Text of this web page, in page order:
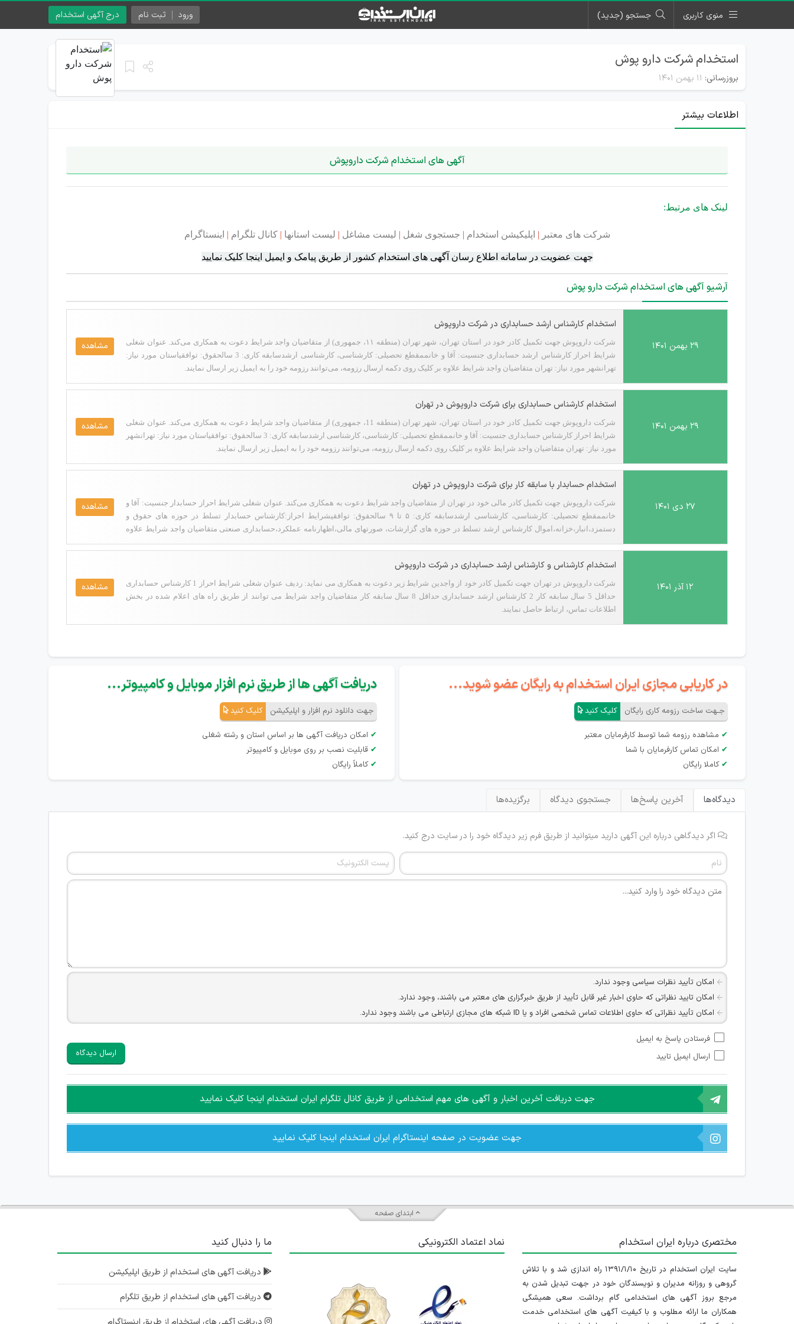
منوی کاربری جستجو (جدید) درج آگهی استخدام ورود ثبت نام
استخدام شرکت دارو پوش
بروزرسانی: ۱۱ بهمن ۱۴۰۱
اطلاعات بیشتر
آگهی های استخدام شرکت داروپوش
لینک های مرتبط:
شرکت های معتبر | اپلیکیشن استخدام | جستجوی شغل | لیست مشاغل | لیست استانها | کانال تلگرام | اینستاگرام
جهت عضویت در سامانه اطلاع رسان آگهی های استخدام کشور از طریق پیامک و ایمیل اینجا کلیک نمایید
آرشیو آگهی های استخدام شرکت دارو پوش
۲۹ بهمن ۱۴۰۱
استخدام کارشناس ارشد حسابداری در شرکت داروپوش
شرکت داروپوش جهت تکمیل کادر خود در استان تهران، شهر تهران (منطقه ۱۱، جمهوری) از متقاضیان واجد شرایط دعوت به همکاری می‌کند. عنوان شغلی
شرایط احراز کارشناس ارشد حسابداری جنسیت: آقا و خانممقطع تحصیلی: کارشناسی، کارشناسی ارشدسابقه کاری: 3 سالحقوق: توافقیاستان مورد نیاز:
تهرانشهر مورد نیاز: تهران متقاضیان واجد شرایط علاوه بر کلیک روی دکمه ارسال رزومه، می‌توانند رزومه خود را به ایمیل زیر ارسال نمایند.
مشاهده
۲۹ بهمن ۱۴۰۱
استخدام کارشناس حسابداری برای شرکت داروپوش در تهران
شرکت داروپوش جهت تکمیل کادر خود در استان تهران، شهر تهران (منطقه 11، جمهوری) از متقاضیان واجد شرایط دعوت به همکاری می‌کند. عنوان شغلی
شرایط احراز کارشناس حسابداری جنسیت: آقا و خانممقطع تحصیلی: کارشناسی، کارشناسی ارشدسابقه کاری: 3 سالحقوق: توافقیاستان مورد نیاز: تهرانشهر
مورد نیاز: تهران متقاضیان واجد شرایط علاوه بر کلیک روی دکمه ارسال رزومه، می‌توانند رزومه خود را به ایمیل زیر ارسال نمایند.
مشاهده
۲۷ دی ۱۴۰۱
استخدام حسابدار با سابقه کار برای شرکت داروپوش در تهران
شرکت داروپوش جهت تکمیل کادر مالی خود در تهران از متقاضیان واجد شرایط دعوت به همکاری می‌کند. عنوان شغلی شرایط احراز حسابدار جنسیت: آقا و
خانممقطع تحصیلی: کارشناسی، کارشناسی ارشدسابقه کاری: ۵ تا ۹ سالحقوق: توافقیشرایط احراز:کارشناس حسابدار تسلط در حوزه های حقوق و
دستمزد،انبار،خزانه،اموال کارشناس ارشد تسلط در حوزه های گزارشات، صورتهای مالی،اظهارنامه عملکرد،حسابداری صنعتی متقاضیان واجد شرایط علاوه
مشاهده
۱۲ آذر ۱۴۰۱
استخدام کارشناس و کارشناس ارشد حسابداری در شرکت داروپوش
شرکت داروپوش در تهران جهت تکمیل کادر خود از واجدین شرایط زیر دعوت به همکاری می نماید: ردیف عنوان شغلی شرایط احراز 1 کارشناس حسابداری
حداقل 5 سال سابقه کار 2 کارشناس ارشد حسابداری حداقل 8 سال سابقه کار متقاضیان واجد شرایط می توانند از طریق راه های اعلام شده در بخش
اطلاعات تماس، ارتباط حاصل نمایند.
مشاهده
در کاریابی مجازی ایران استخدام به رایگان عضو شوید...
جـهت ساخت رزومه کاری رایگان کلیک کنید
✔ مشاهده رزومه شما توسط کارفرمایان معتبر
✔ امکان تماس کارفرمایان با شما
✔ کاملا رایگان
دریافت آگهی ها از طریق نرم افزار موبایل و کامپیوتر...
جهت دانلود نرم افزار و اپلیکیشن کلیک کنید
✔ امکان دریافت آگهی ها بر اساس استان و رشته شغلی
✔ قابلیت نصب بر روی موبایل و کامپیوتر
✔ کاملاً رایگان
دیدگاه‌ها آخرین پاسخ‌ها جستجوی دیدگاه برگزیده‌ها
اگر دیدگاهی درباره این آگهی دارید میتوانید از طریق فرم زیر دیدگاه خود را در سایت درج کنید.
امکان تأیید نظرات سیاسی وجود ندارد.
امکان تایید نظراتی که حاوی اخبار غیر قابل تأیید از طریق خبرگزاری های معتبر می باشند، وجود ندارد.
امکان تأیید نظراتی که حاوی اطلاعات تماس شخصی افراد و یا ID شبکه های مجازی ارتباطی می باشند وجود ندارد.
هرگونه تحریک، تحقیر و کنایه به سایر افراد (مسئول و غیر مسئول) غیر مجاز می باشد.
امکان هماهنگی برای هرگونه ملاقات حضوری چه به صورت دسته جمعی و چه فردی توسط کاربران سایت وجود ندارد.
فرستادن پاسخ به ایمیل
ارسال ایمیل تایید
ارسال دیدگاه
جهت دریافت آخرین اخبار و آگهی های مهم استخدامی از طریق کانال تلگرام ایران استخدام اینجا کلیک نمایید
جهت عضویت در صفحه اینستاگرام ایران استخدام اینجا کلیک نمایید
ابتدای صفحه
مختصری درباره ایران استخدام
سایت ایران استخدام در تاریخ ۱۳۹۱/۱/۱۰ راه اندازی شد و با تلاش
گروهی و روزانه مدیران و نویسندگان خود در جهت تبدیل شدن به
مرجع بروز آگهی های استخدامی گام برداشت. سعی همیشگی
همکاران ما ارائه مطلوب و با کیفیت آگهی های استخدامی خدمت
نماد اعتماد الکترونیکی ما را دنبال کنید
دریافت آگهی های استخدام از طریق اپلیکیشن
دریافت آگهی های استخدام از طریق تلگرام